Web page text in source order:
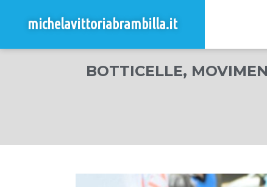
michelavittoriabrambilla.it
BOTTICELLE,